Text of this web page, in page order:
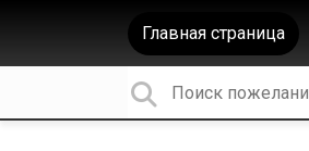
Главная страница